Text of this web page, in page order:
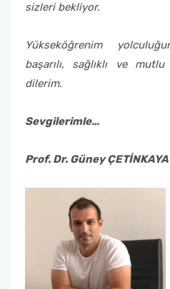
sizleri bekliyor.
Yükseköğrenim
başarılı, sağlıklı ve
dilerim.
Sevgilerimle…
Prof. Dr. Güney ÇETİNKAYA